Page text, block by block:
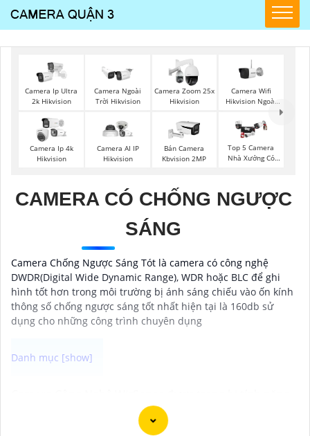
Camera Ip Ultra
2k Hikvision
Camera Ngoài
Trời Hikvision
Camera Zoom 25x
Hikvision
Camera Wifi
Hikvision Ngoài
Camera Ip 4k
Hikvision
Camera AI IP
Hikvision
Bán Camera
Kbvision 2MP
Top 5 Camera
Nhà Xưởng Có
CAMERA CÓ CHỐNG NGƯỢC
SÁNG
Camera Chống Ngược Sáng Tót là camera có công nghệ
DWDR(Digital Wide Dynamic Range), WDR hoặc BLC để ghi
hình tốt hơn trong môi trường bị ánh sáng chiếu vào ốn kính
thông số chống ngược sáng tốt nhất hiện tại là 160db sử
dụng cho những công trình chuyên dụng
nhận diện thông minh, giúp phát hiện và phân biệt
người, phương tiện với độ chính xác cao. Hệ thống có